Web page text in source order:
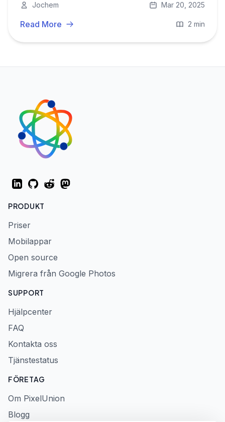
Jochem Mar 20, 2025
Read More 2 min
LinkedInGitHubRedditMastodon
PRODUKT
Priser
Mobilappar
Open source
Migrera från Google Photos
SUPPORT
Hjälpcenter
FAQ
Kontakta oss
Tjänstestatus
FÖRETAG
Om PixelUnion
Blogg